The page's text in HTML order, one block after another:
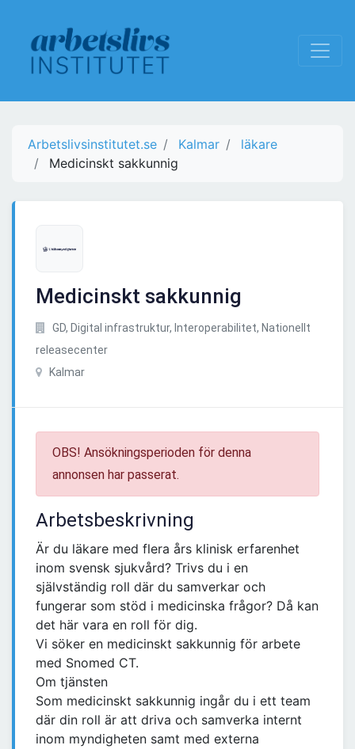
Arbetslivsinstitutet.se Kalmar
läkare
Medicinskt sakkunnig
Medicinskt sakkunnig
GD, Digital infrastruktur, Interoperabilitet, Nationellt
releasecenter
Kalmar
OBS! Ansökningsperioden för denna
annonsen har passerat.
Arbetsbeskrivning
Är du läkare med flera års klinisk erfarenhet
inom svensk sjukvård? Trivs du i en
självständig roll där du samverkar och
fungerar som stöd i medicinska frågor? Då kan
det här vara en roll för dig.
Vi söker en medicinskt sakkunnig för arbete
med Snomed CT.
Om tjänsten
Som medicinskt sakkunnig ingår du i ett team
där din roll är att driva och samverka internt
inom myndigheten samt med externa